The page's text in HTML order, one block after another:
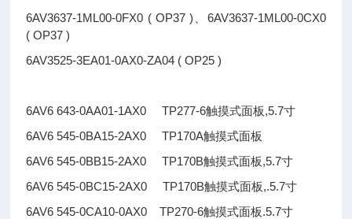
6AV3637-1ML00-0FX0 ( OP37 )、6AV3637-1ML00-0CX0
( OP37 )
6AV3525-3EA01-0AX0-ZA04 ( OP25 )
6AV6 643-0AA01-1AX0 TP277-6触摸式面板,5.7寸
6AV6 545-0BA15-2AX0 TP170A触摸式面板
6AV6 545-0BB15-2AX0 TP170B触摸式面板,5.7寸
6AV6 545-0BC15-2AX0 TP170B触摸式面板,.5.7寸
6AV6 545-0CA10-0AX0 TP270-6触摸式面板.5.7寸